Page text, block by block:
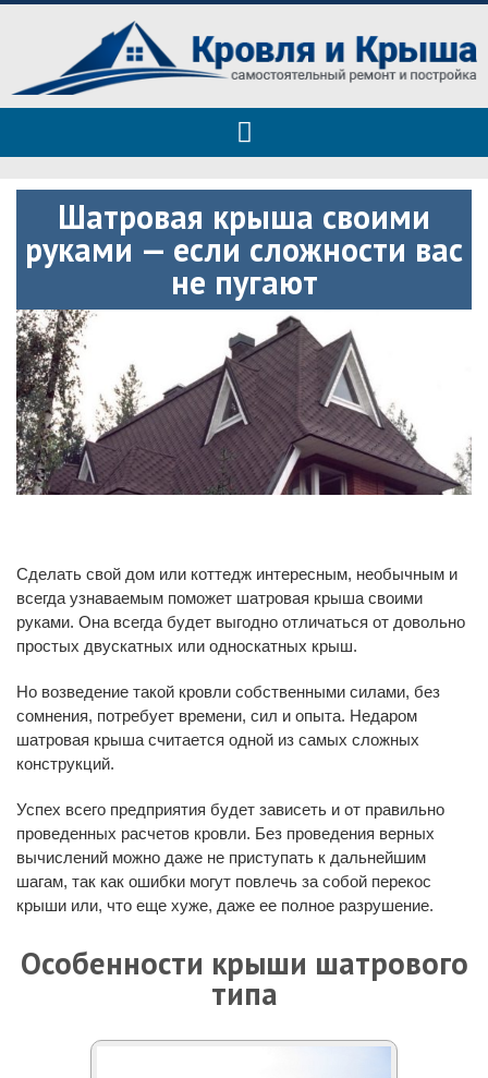
Roof tops — только полезные
советы
Полезные советы при строительстве дома и ремонте
Шатровая крыша своими
руками — если сложности вас
не пугают
Сделать свой дом или коттедж интересным, необычным и
всегда узнаваемым поможет шатровая крыша своими
руками. Она всегда будет выгодно отличаться от довольно
простых двускатных или односкатных крыш.
Но возведение такой кровли собственными силами, без
сомнения, потребует времени, сил и опыта. Недаром
шатровая крыша считается одной из самых сложных
конструкций.
Успех всего предприятия будет зависеть и от правильно
проведенных расчетов кровли. Без проведения верных
вычислений можно даже не приступать к дальнейшим
шагам, так как ошибки могут повлечь за собой перекос
крыши или, что еще хуже, даже ее полное разрушение.
Особенности крыши шатрового
типа